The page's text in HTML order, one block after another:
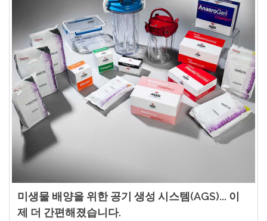
미생물 배양을 위한 공기 생성 시스템(AGS)... 이
제 더 간편해졌습니다.